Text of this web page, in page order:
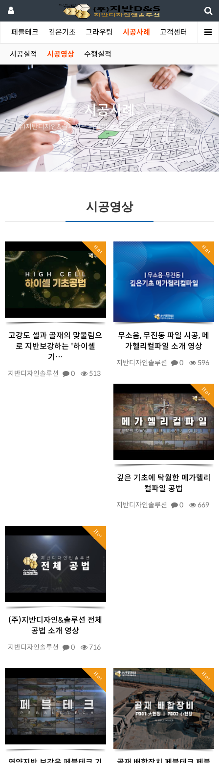
페블테크 깊은기초 그라우팅 시공사례 고객센터
시공실적 시공영상 수행실적
시공사례
(주)지반디자인&솔루션은 최고의 품질과 서비스 공급을 추구합니다.
시공영상
Hot
고강도 셀과 골재의 맞물림으
로 지반보강하는 '하이셀
기…
지반디자인솔루션 0 513
Hot
무소음, 무진동 파일 시공, 메
가헬리컬파일 소개 영상
지반디자인솔루션 0 596
Hot
깊은 기초에 탁월한 메가헬리
컬파일 공법
지반디자인솔루션 0 669
Hot
(주)지반디자인&솔루션 전체
공법 소개 영상
지반디자인솔루션 0 716
Hot Hot